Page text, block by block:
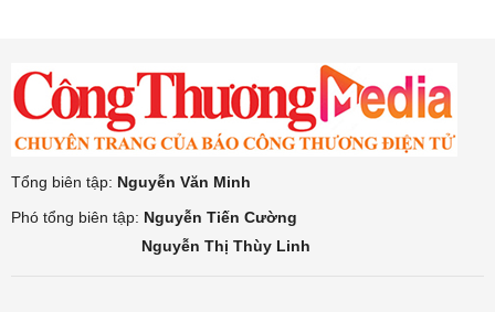
Tổng biên tập: Nguyễn Văn Minh
Phó tổng biên tập: Nguyễn Tiến Cường
Nguyễn Thị Thùy Linh